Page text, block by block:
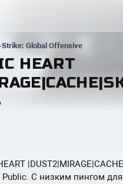
Global Offensive
HEART
С низким пингом